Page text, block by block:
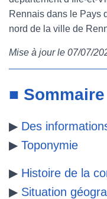
e t t
Rennais dans le Pays
nord de la ville de
Mise à jour le 07/07/
■ Sommaire
▶ Des
▶ Toponymie
▶ Histoire de la
▶ Situation